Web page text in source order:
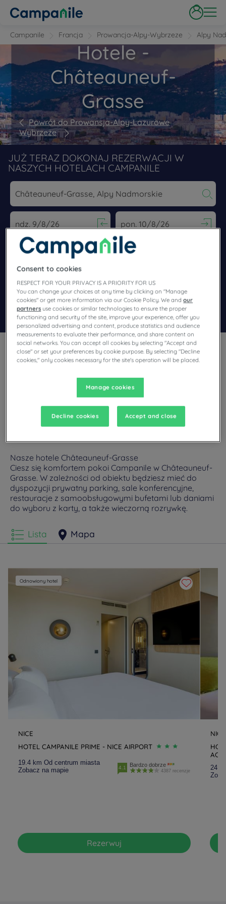
Campanile Francja Prowancja-Alpy-Wybrzeze Alpy
Hotele -
Châteauneuf-
Grasse
Powrót do Prowansja-Alpy-Lazurowe
Wybrzeże
JUŻ TERAZ DOKONAJ REZERWACJI W
NASZYCH HOTELACH CAMPANILE
Navigate forward to interact with the calendar and select a
Navigate backward to interact
Znajdź hotel
Dodaj specjalny kod
Planują Państwo pobyt w Châteauneuf-Grasse i poszukują
hotelu? Campanile oferuje komfortowe pokoje i dobrą
Nasze hotele Châteauneuf-Grasse
Ciesz się komfortem pokoi Campanile w Châteauneuf-
Grasse. W zależności od obiektu będziesz mieć do
dyspozycji prywatny parking, sale konferencyjne,
restauracje z samoobsługowymi bufetami lub daniami
do wyboru z karty, a także wieczorną rozrywkę.
Lista Mapa
Odnowiony hotel
NICE
HOTEL CAMPANILE PRIME - NICE AIRPORT
19.4 km Od centrum miasta
Zobacz na mapie
4.1 Bardzo dobrze
4387 recenzje
Rezerwuj
NICE
24.8
Consent to cookies
RESPECT FOR YOUR PRIVACY IS A PRIORITY FOR US
You can change your choices at any time by clicking on "Manage
cookies" or get more information via our Cookie Policy. We andour
partners use cookies or similar technologies to ensure the proper
functioning and security of the site, improve your experience, offer you
personalized advertising and content, produce statistics and audience
measurements to evaluate their performance, and share content on
social networks. You can accept all cookies by selecting "Accept and
close" or set your preferences by cookie purpose. By selecting "Decline
cookies," only cookies necessary for the site's operation will be placed.
Manage cookies
Decline cookies Accept and close